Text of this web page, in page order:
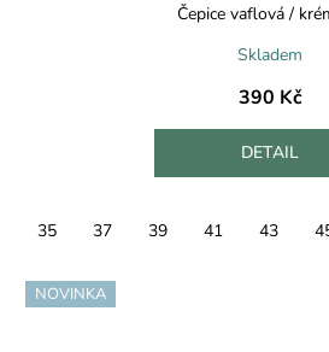
Čepice vaflová /
Skladem
390 Kč
DETAIL
35 37 39 41 43
NOVINKA